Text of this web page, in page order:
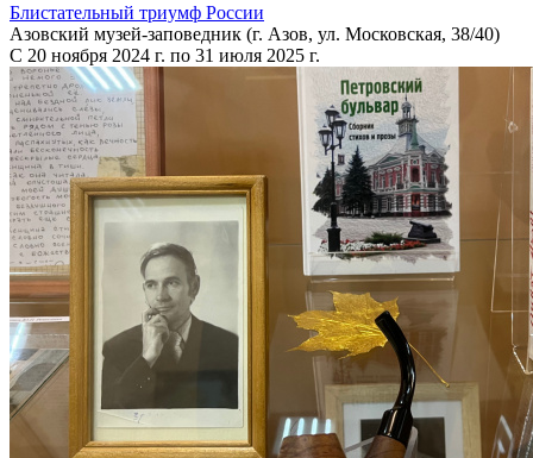
Блистательный триумф России
Азовский музей-заповедник (г. Азов, ул. Московская, 38/40)
С 20 ноября 2024 г. по 31 июля 2025 г.